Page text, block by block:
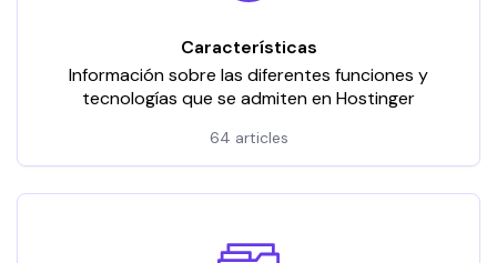
Características
Información sobre las diferentes funciones y
tecnologías que se admiten en Hostinger
64 articles